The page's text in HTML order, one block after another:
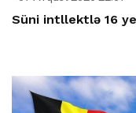
Süni intllektlə 16